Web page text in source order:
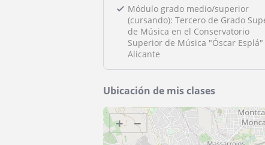
Módulo grado medio/superior
(cursando): Tercero de Grado
de Música en el Conservatorio
Superior de Música "Óscar Esplá"
Alicante
Ubicación de mis clases
+ −